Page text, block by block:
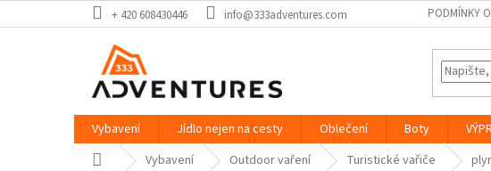
na
+ 420 608430446 info@333adventures.com PODMÍNKY
Vybavení Jídlo nejen na cesty Oblečení Boty
Domů Vybavení Outdoor vaření Turistické vařiče